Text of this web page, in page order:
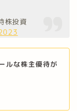
株投資
ルな株主優待が